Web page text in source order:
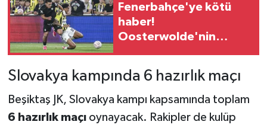
Fenerbahçe'ye kötü
haber!
Oosterwolde'nin
Slovakya kampında 6 hazırlık maçı
Beşiktaş JK, Slovakya kampı kapsamında toplam
6 hazırlık maçıoynayacak. Rakipler de kulüp